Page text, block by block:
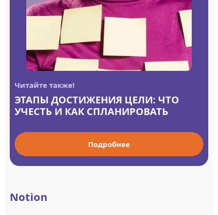
Читайте также!
ЭТАПЫ ДОСТИЖЕНИЯ ЦЕЛИ: ЧТО
УЧЕСТЬ И КАК СПЛАНИРОВАТЬ
Подробнее
Notion